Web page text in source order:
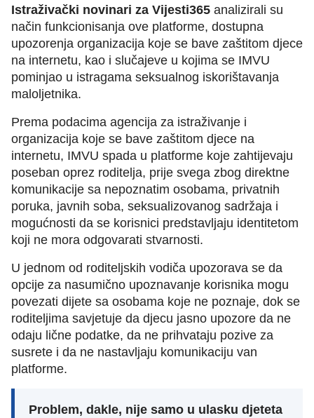
Istraživački novinari za Vijesti365 analizirali su
način funkcionisanja ove platforme, dostupna
upozorenja organizacija koje se bave zaštitom djece
na internetu, kao i slučajeve u kojima se IMVU
pominjao u istragama seksualnog iskorištavanja
maloljetnika.
Prema podacima agencija za istraživanje i
organizacija koje se bave zaštitom djece na
internetu, IMVU spada u platforme koje zahtijevaju
poseban oprez roditelja, prije svega zbog direktne
komunikacije sa nepoznatim osobama, privatnih
poruka, javnih soba, seksualizovanog sadržaja i
mogućnosti da se korisnici predstavljaju identitetom
koji ne mora odgovarati stvarnosti.
U jednom od roditeljskih vodiča upozorava se da
opcije za nasumično upoznavanje korisnika mogu
povezati dijete sa osobama koje ne poznaje, dok se
roditeljima savjetuje da djecu jasno upozore da ne
odaju lične podatke, da ne prihvataju pozive za
susrete i da ne nastavljaju komunikaciju van
platforme.
Problem, dakle, nije samo u ulasku djeteta